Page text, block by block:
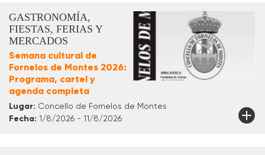
GASTRONOMÍA,
FIESTAS, FERIAS Y
MERCADOS
Semana cultural de
Fornelos de Montes 2026:
Programa, cartel y
agenda completa
Lugar: Concello de Fornelos de Montes
Fecha: 1/8/2026 - 11/8/2026